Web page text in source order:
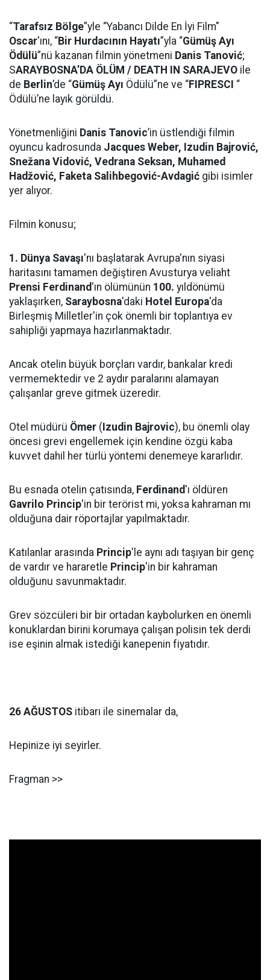
“Tarafsız Bölge”yle “Yabancı Dilde En İyi Film"
Oscar'ını, “Bir Hurdacının Hayatı”yla “Gümüş Ayı
Ödülü”nü kazanan filmin yönetmeni Danis Tanović;
SARAYBOSNA’DA ÖLÜM / DEATH IN SARAJEVO ile
de Berlin’de “Gümüş Ayı Ödülü”ne ve “FIPRESCI “
Ödülü’ne layık görüldü.
Yönetmenliğini Danis Tanovic’in üstlendiği filmin
oyuncu kadrosunda Jacques Weber, Izudin Bajrović,
Snežana Vidović, Vedrana Seksan, Muhamed
Hadžović, Faketa Salihbegović-Avdagić gibi isimler
yer alıyor.
Filmin konusu;
1. Dünya Savaşı'nı başlatarak Avrupa'nın siyasi
haritasını tamamen değiştiren Avusturya veliaht
Prensi Ferdinand'ın ölümünün 100. yıldönümü
yaklaşırken, Saraybosna'daki Hotel Europa'da
Birleşmiş Milletler'in çok önemli bir toplantıya ev
sahipliği yapmaya hazırlanmaktadır.
Ancak otelin büyük borçları vardır, bankalar kredi
vermemektedir ve 2 aydır paralarını alamayan
çalışanlar greve gitmek üzeredir.
Otel müdürü Ömer ( Izudin Bajrovic), bu önemli olay
öncesi grevi engellemek için kendine özgü kaba
kuvvet dahil her türlü yöntemi denemeye kararlıdır.
Bu esnada otelin çatısında, Ferdinand'ı öldüren
Gavrilo Princip'in bir terörist mi, yoksa kahraman mı
olduğuna dair röportajlar yapılmaktadır.
Katılanlar arasında Princip'le aynı adı taşıyan bir genç
de vardır ve hararetle Princip'in bir kahraman
olduğunu savunmaktadır.
Grev sözcüleri bir bir ortadan kaybolurken en önemli
konuklardan birini korumaya çalışan polisin tek derdi
ise eşinin almak istediği kanepenin fiyatıdır.
26 AĞUSTOS itibarı ile sinemalar da,
Hepinize iyi seyirler.
Fragman >>